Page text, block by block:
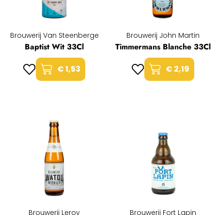
Brouwerij Van Steenberge
Baptist Wit 33Cl
€ 1,53
Brouwerij John Martin
Timmermans Blanche 33Cl
€ 2,19
Brouwerij Leroy Brouwerij Fort Lapin